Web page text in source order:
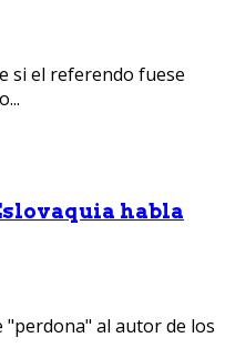
si el referendo fuese
habla
"perdona" al autor de los